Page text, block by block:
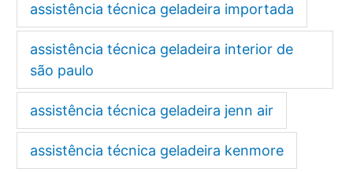
assistência técnica geladeira importada
assistência técnica geladeira interior de
são paulo
assistência técnica geladeira jenn air
assistência técnica geladeira kenmore